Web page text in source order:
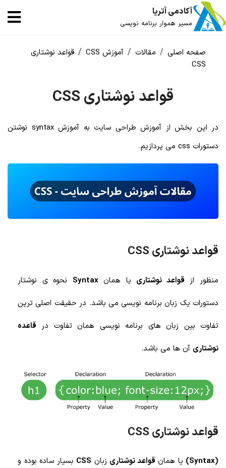
آکادمی آتریا
مسیر هموار برنامه نویسی
صفحه اصلی مقالات آموزش CSS
قواعد نوشتاری
CSS
قواعد نوشتاری CSS
در این بخش از آموزش طراحی سایت به آموزش syntax نوشتن
دستورات css می پردازیم.
قواعد نوشتاری CSS
منظور از قواعد نوشتاری یا همانSyntax نحوه ی نوشتار
دستورات یک زبان برنامه نویسی می باشد. در حقیقت اصلی ترین
تفاوت بین زبان های برنامه نویسی همان تفاوت در قاعده
نوشتاری آن ها می باشد.
قواعد نوشتاری CSS
(Syntax) یا همان قواعد نوشتاری زبان CSS بسیار ساده بوده و